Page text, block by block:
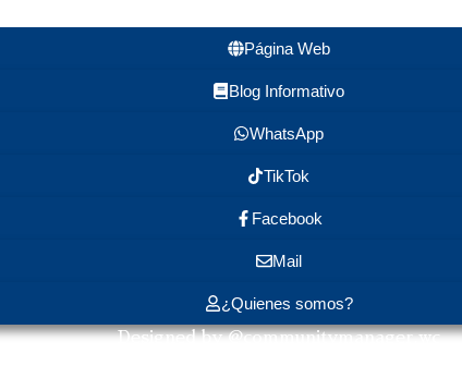
Página Web
Blog Informativo
WhatsApp
TikTok
Facebook
Mail
¿Quienes somos?
Designed by @communitymanager.wc